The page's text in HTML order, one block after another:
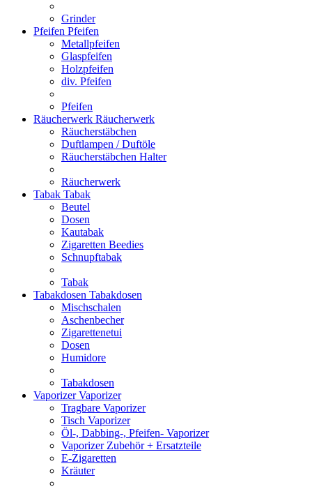
Grinder
Pfeifen Pfeifen
Metallpfeifen
Glaspfeifen
Holzpfeifen
div. Pfeifen
Pfeifen
Räucherwerk Räucherwerk
Räucherstäbchen
Duftlampen / Duftöle
Räucherstäbchen Halter
Räucherwerk
Tabak Tabak
Beutel
Dosen
Kautabak
Zigaretten Beedies
Schnupftabak
Tabak
Tabakdosen Tabakdosen
Mischschalen
Aschenbecher
Zigarettenetui
Dosen
Humidore
Tabakdosen
VaporizerVaporizer
Tragbare Vaporizer
Tisch Vaporizer
Öl-, Dabbing-, Pfeifen- Vaporizer
Vaporizer Zubehör + Ersatzteile
E-Zigaretten
Kräuter